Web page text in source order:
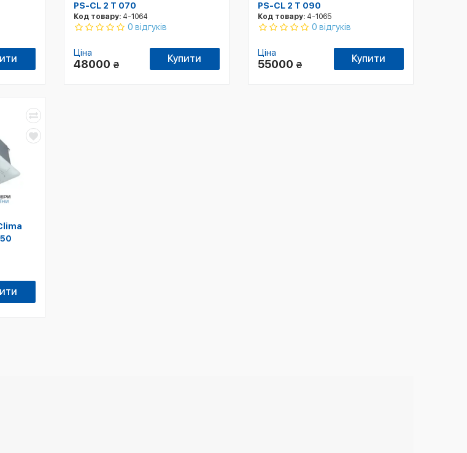
PS-CL 2 T 070
Код товару:4-1064
0 відгуків
Ціна
48000 ₴
Купити
PS-CL 2 T 090
Код товару:4-1065
0 відгуків
Ціна
55000 ₴
Купити